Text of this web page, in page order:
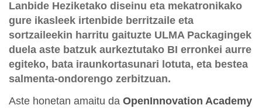
Lanbide Heziketako diseinu eta mekatronikako
gure ikasleek irtenbide berritzaile eta
sortzaileekin harritu gaituzte ULMA Packagingek
duela aste batzuk aurkeztutako BI erronkei aurre
egiteko, bata iraunkortasunari lotuta, eta bestea
salmenta-ondorengo zerbitzuan.
Aste honetan amaitu da OpenInnovation Academy